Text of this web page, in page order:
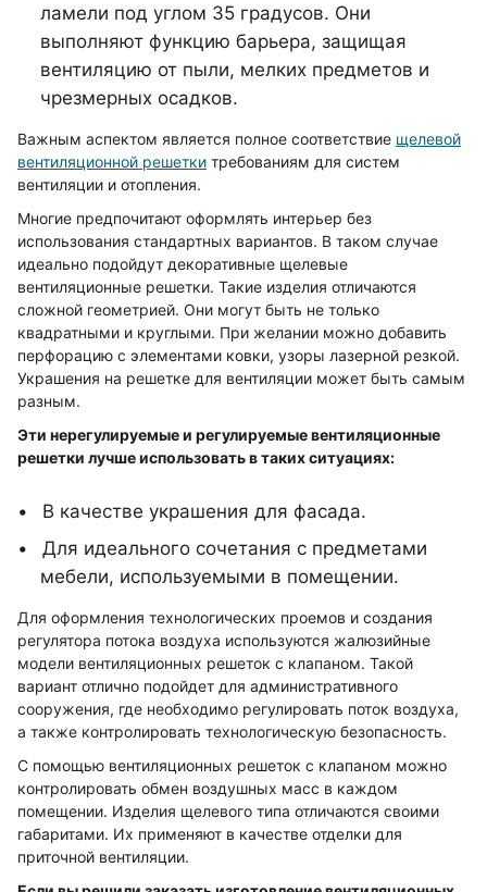
ламели под углом 35 градусов. Они
выполняют функцию барьера, защищая
вентиляцию от пыли, мелких предметов и
чрезмерных осадков.
Важным аспектом является полное соответствие щелевой
вентиляционной решетки требованиям для систем
вентиляции и отопления.
Многие предпочитают оформлять интерьер без
использования стандартных вариантов. В таком случае
идеально подойдут декоративные щелевые
вентиляционные решетки. Такие изделия отличаются
сложной геометрией. Они могут быть не только
квадратными и круглыми. При желании можно добавить
перфорацию с элементами ковки, узоры лазерной резкой.
Украшения на решетке для вентиляции может быть самым
разным.
Эти нерегулируемые и регулируемые вентиляционные
решетки лучше использовать в таких ситуациях:
В качестве украшения для фасада.
Для идеального сочетания с предметами
мебели, используемыми в помещении.
Для оформления технологических проемов и создания
регулятора потока воздуха используются жалюзийные
модели вентиляционных решеток с клапаном. Такой
вариант отлично подойдет для административного
сооружения, где необходимо регулировать поток воздуха,
а также контролировать технологическую безопасность.
С помощью вентиляционных решеток с клапаном можно
контролировать обмен воздушных масс в каждом
помещении. Изделия щелевого типа отличаются своими
габаритами. Их применяют в качестве отделки для
приточной вентиляции.